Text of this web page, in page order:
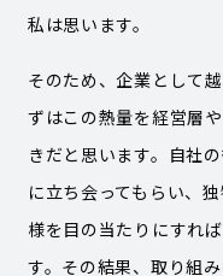
私は思います。
そのため、企業として
ずはこの熱量を経営層
きだと思います。自社
に立ち会ってもらい、
様を目の当たりにすれ
す。その結果、取り組